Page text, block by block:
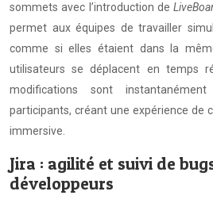
sommets avec l’introduction de
permet aux équipes de travailler
comme si elles étaient dans la
utilisateurs se déplacent en temps
modifications sont
participants, créant une expérience de
immersive.
Jira : agilité et suivi de
développeurs